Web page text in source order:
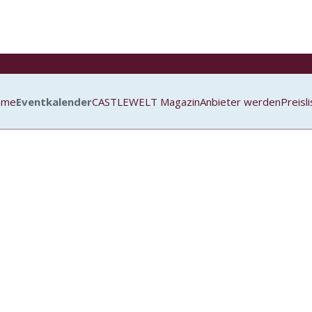
EventkalenderCASTLEWELT MagazinAnbieter werden